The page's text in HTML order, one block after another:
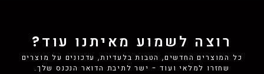
רוצה לשמוע מאיתנו עוד?
כל המוצרים החדשים, הטבות בלעדיות, עדכונים על מוצרים
שחזרו למלאי ועוד - ישר לתיבת הדואר הנכנס שלך.